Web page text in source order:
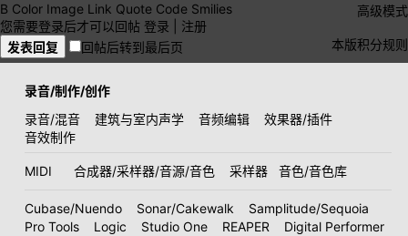
高级模式
B Color Image Link Quote Code Smilies
您需要登录后才可以回帖 登录
注册
本版积分规则
发表回复 回帖后转到最后页
录音/制作/创作
录音/混音
建筑与室内声学 音频编辑
效果器/插件
音效制作
MIDI 合成器/采样器/音源/音色 采样器 音色/音色库
Cubase/Nuendo Sonar/Cakewalk
Samplitude/Sequoia
Pro Tools
Logic Studio One REAPER
Digital Performer